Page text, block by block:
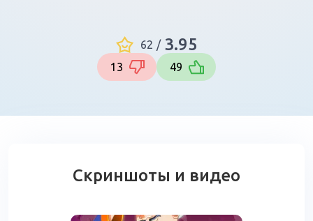
62 / 3.95
13 49
Скриншоты и видео